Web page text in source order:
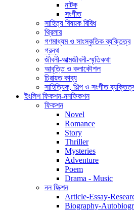
নাটক
সংগীত
সাহিত্য বিষয়ক বিবিধ
থ্রিলার
গণমাধ্যম ও সাংস্কৃতিক ব্যক্তিত্ব
গ্রন্থ
জীবনী-আত্মজীবনী-স্মৃতিকথা
আবৃত্তি ও কলাকৌশল
চিরায়ত কাব্য
সাহিত্যিক, শিল্প ও সংগীত
ইংলিশ ফিকশন-ননফিকশন
ফিকশন
Novel
Romance
Story
Thriller
Mysteries
Adventure
Poem
Drama - Music
নন ফিক্শন
Article-Essay-
Biography-